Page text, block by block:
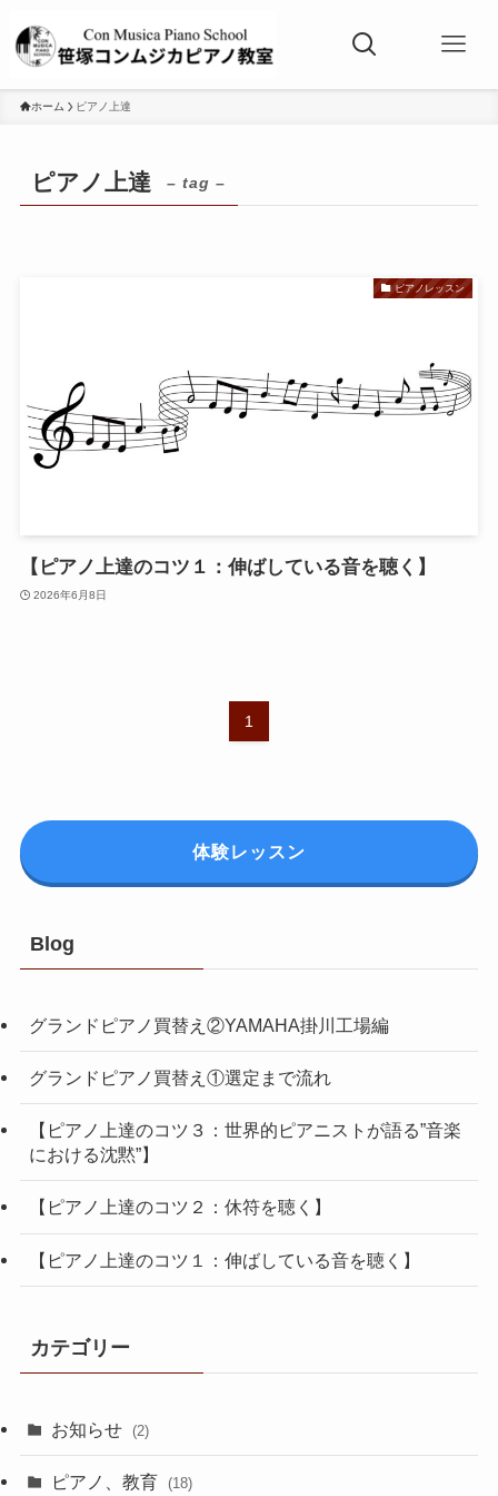
ホーム ピアノ上達
ピアノ上達 – tag –
ピアノレッスン
【ピアノ上達のコツ１：伸ばしている音を聴く】
2026年6月8日
1
体験レッスン
Blog
グランドピアノ買替え②YAMAHA掛川工場編
グランドピアノ買替え①選定まで流れ
【ピアノ上達のコツ３：世界的ピアニストが語る”音楽
における沈黙”】
【ピアノ上達のコツ２：休符を聴く】
【ピアノ上達のコツ１：伸ばしている音を聴く】
カテゴリー
お知らせ (2)
ピアノ、教育 (18)